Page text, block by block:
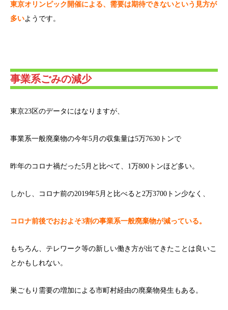
東京オリンピック開催による、需要は期待できないという見方が
多いようです。
事業系ごみの減少
東京23区のデータにはなりますが、
事業系一般廃棄物の今年5月の収集量は5万7630トンで
昨年のコロナ禍だった5月と比べて、1万800トンほど多い。
しかし、コロナ前の2019年5月と比べると2万3700トン少なく、
コロナ前後でおおよそ3割の事業系一般廃棄物が減っている。
もちろん、テレワーク等の新しい働き方が出てきたことは良いこ
とかもしれない。
巣ごもり需要の増加による市町村経由の廃棄物発生もある。